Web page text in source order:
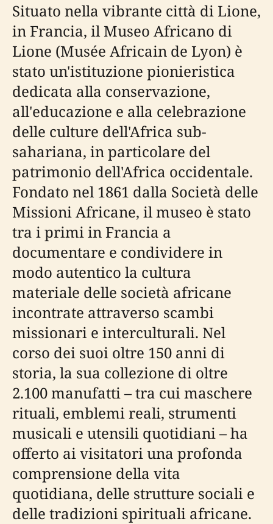
Situato nella vibrante città di Lione,
in Francia, il Museo Africano di
Lione (Musée Africain de Lyon) è
stato un'istituzione pionieristica
dedicata alla conservazione,
all'educazione e alla celebrazione
delle culture dell'Africa sub-
sahariana, in particolare del
patrimonio dell'Africa occidentale.
Fondato nel 1861 dalla Società delle
Missioni Africane, il museo è stato
tra i primi in Francia a
documentare e condividere in
modo autentico la cultura
materiale delle società africane
incontrate attraverso scambi
missionari e interculturali. Nel
corso dei suoi oltre 150 anni di
storia, la sua collezione di oltre
2.100 manufatti – tra cui maschere
rituali, emblemi reali, strumenti
musicali e utensili quotidiani – ha
offerto ai visitatori una profonda
comprensione della vita
quotidiana, delle strutture sociali e
delle tradizioni spirituali africane.